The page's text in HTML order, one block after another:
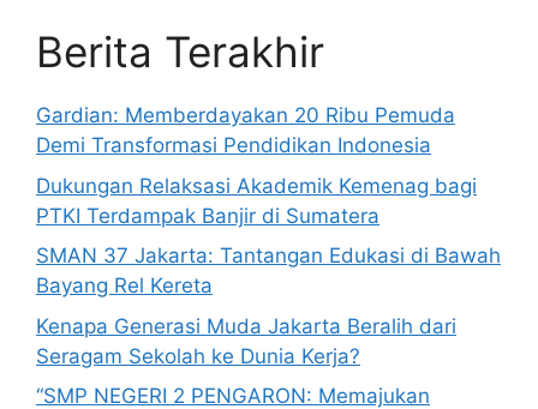
Berita Terakhir
Gardian: Memberdayakan 20 Ribu Pemuda
Demi Transformasi Pendidikan Indonesia
Dukungan Relaksasi Akademik Kemenag bagi
PTKI Terdampak Banjir di Sumatera
SMAN 37 Jakarta: Tantangan Edukasi di Bawah
Bayang Rel Kereta
Kenapa Generasi Muda Jakarta Beralih dari
Seragam Sekolah ke Dunia Kerja?
“SMP NEGERI 2 PENGARON: Memajukan